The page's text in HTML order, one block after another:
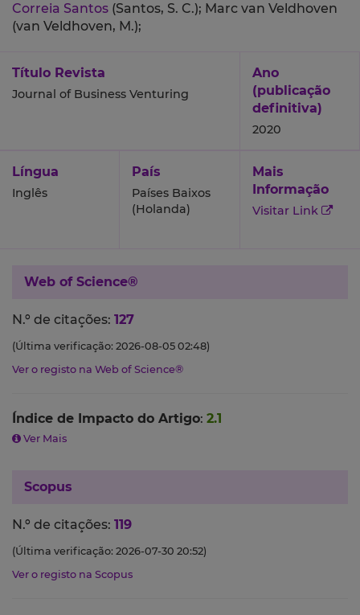
Correia Santos (Santos, S. C.); Marc van Veldhoven
(van Veldhoven, M.);
Título Revista
Journal of Business Venturing
Ano
(publicação
definitiva)
2020
Língua
Inglês
País
Países Baixos
(Holanda)
Mais
Informação
Visitar Link
Web of Science®
N.º de citações: 127
(Última verificação: 2026-08-05 02:48)
Ver o registo na Web of Science®
Índice de Impacto do Artigo: 2.1
Ver Mais
Scopus
N.º de citações: 119
(Última verificação: 2026-07-30 20:52)
Ver o registo na Scopus